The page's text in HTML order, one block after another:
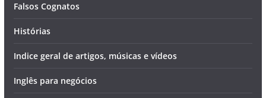
Falsos Cognatos
Histórias
Indice geral de artigos, músicas e vídeos
Inglês para negócios